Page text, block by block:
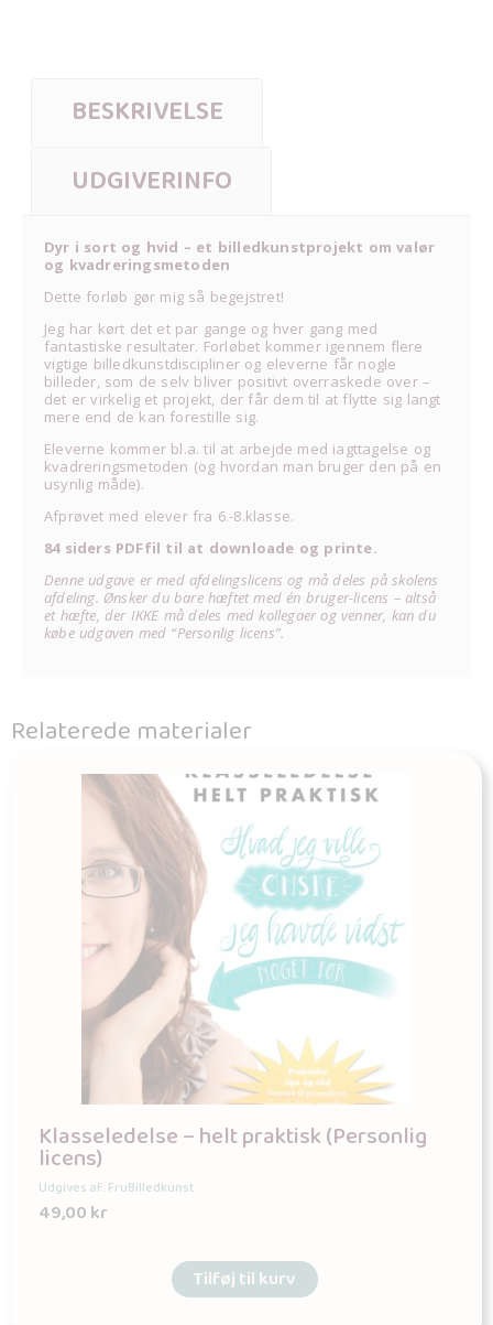
BESKRIVELSE
UDGIVERINFO
Dyr i sort og hvid – et billedkunstprojekt om valør
og kvadreringsmetoden
Dette forløb gør mig så begejstret!
Jeg har kørt det et par gange og hver gang med
fantastiske resultater. Forløbet kommer igennem flere
vigtige billedkunstdiscipliner og eleverne får nogle
billeder, som de selv bliver positivt overraskede over –
det er virkelig et projekt, der får dem til at flytte sig langt
mere end de kan forestille sig.
Eleverne kommer bl.a. til at arbejde med iagttagelse og
kvadreringsmetoden (og hvordan man bruger den på en
usynlig måde).
Afprøvet med elever fra 6.-8.klasse.
84 siders PDFfil til at downloade og printe.
Denne udgave er med afdelingslicens og må deles på skolens
afdeling. Ønsker du bare hæftet med én bruger-licens – altså
et hæfte, der IKKE må deles med kollegaer og venner, kan du
købe udgaven med “Personlig licens”.
Relaterede materialer
Klasseledelse – helt praktisk (Personlig
licens)
Udgives af: FruBilledkunst
49,00kr
Tilføj til kurv